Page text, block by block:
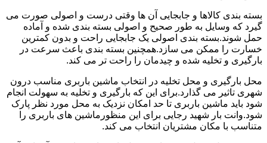
بسته بندی کالاها و جابجایی آن ها وقتی درست و اصولی صورت می
گیرد که وسایل به طور صحیح و اصولی بسته بندی شده و آماده
حمل شوند.بسته بندی اصولی یک جابجایی راحت و بدون کمترین
خسارت را ممکن می سازد.همچنین بسته بندی باعث سرعت در
بارگیری و تخلیه شده و چیدمان را راحت تر می کند.
محل بارگیری و محل تخلیه در انتخاب ماشین باربری مناسب درون
شهری تاثیر می گذارد.برای این که بارگیری و تخلیه به سهولت انجام
شود باید ماشین باربری تا حد امکان نزدیک به محل مورد نظر پارک
شود.وانت بار شهید رجایی برای این منظورماشین های باربری را
متناسب با مکان مشتریان انتخاب می کند.